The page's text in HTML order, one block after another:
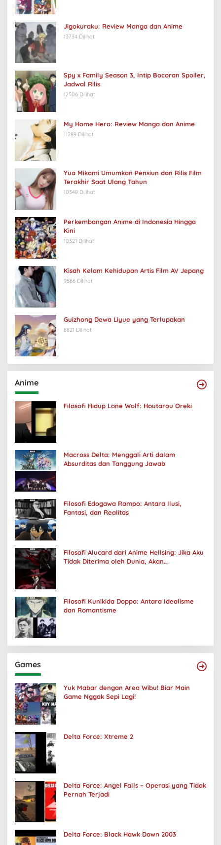
Jigokuraku: Review Manga dan Anime
13734 Dilihat
Spy x Family Season 3, Intip Bocoran Spoiler,
Jadwal Rilis
12506 Dilihat
My Home Hero: Review Manga dan Anime
11289 Dilihat
Yua Mikami Umumkan Pensiun dan Rilis Film
Terakhir Saat Ulang Tahun
10348 Dilihat
Perkembangan Anime di Indonesia Hingga
Kini
10321 Dilihat
Kisah Kelam Kehidupan Artis Film AV Jepang
9566 Dilihat
Guizhong Dewa Liyue yang Terlupakan
8821 Dilihat
Anime
Filosofi Hidup Lone Wolf: Houtarou Oreki
Macross Delta: Menggali Arti dalam
Absurditas dan Tanggung Jawab
Filosofi Edogawa Rampo: Antara Ilusi,
Fantasi, dan Realitas
Filosofi Alucard dari Anime Hellsing: Jika Aku
Tidak Diterima oleh Dunia, Akan
Filosofi Kunikida Doppo: Antara Idealisme
dan Romantisme
Games
Yuk Mabar dengan Area Wibu! Biar Main
Game Nggak Sepi Lagi!
Delta Force: Xtreme 2
Delta Force: Angel Falls – Operasi yang Tidak
Pernah Terjadi
Delta Force: Black Hawk Down 2003